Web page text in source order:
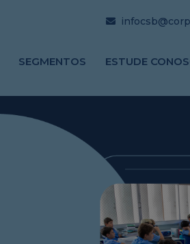
SEGMENTOS ESTUDE